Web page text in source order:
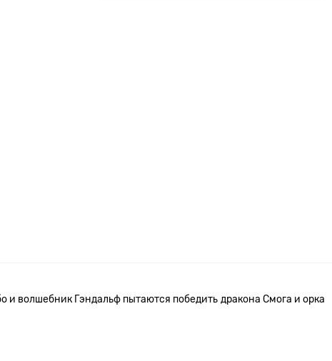
волшебник Гэндальф пытаются победить дракона Смога и орка